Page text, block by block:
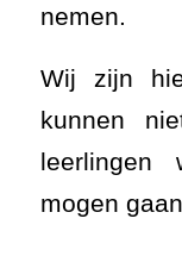
nemen.
Wij zijn
kunnen
mogen